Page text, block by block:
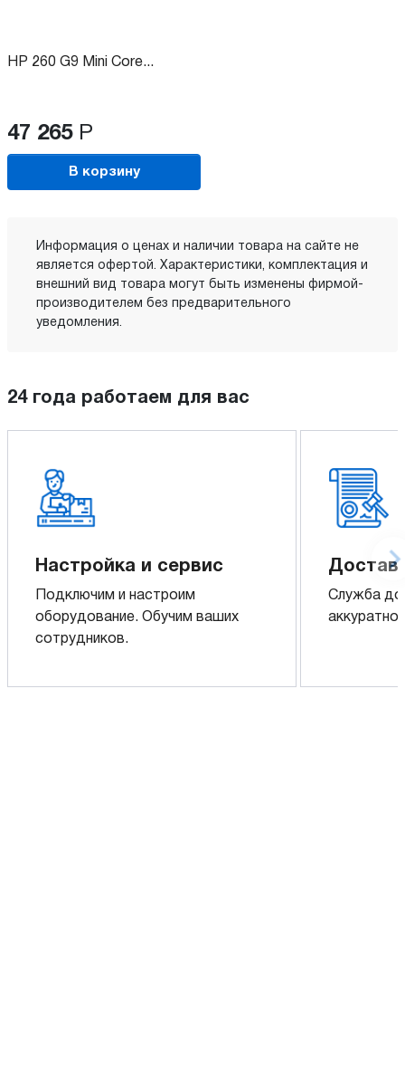
HP 260 G9 Mini Core...
47 265 Р
В корзину
Информация о ценах и наличии товара на сайте не
является офертой. Характеристики, комплектация и
внешний вид товара могут быть изменены фирмой-
производителем без предварительного
уведомления.
24 года работаем для вас
Настройка и сервис
Подключим и настроим
оборудование. Обучим ваших
сотрудников.
Служба
аккуратно